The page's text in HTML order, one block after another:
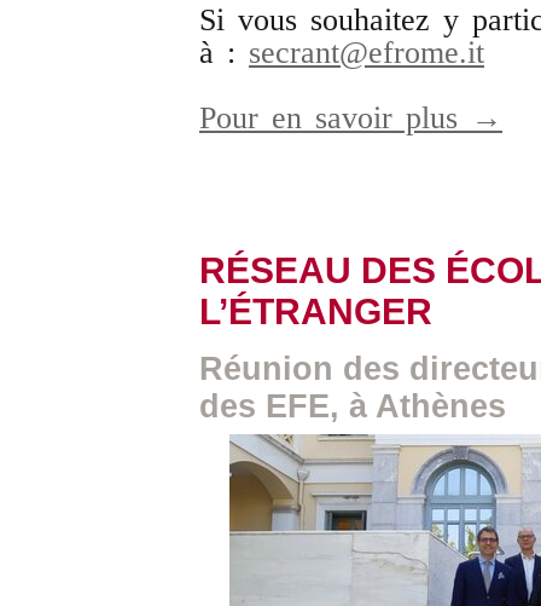
Si vous souhaitez y
à : secrant@efrome.it
Pour en savoir plus →
RÉSEAU DES
L’ÉTRANGER
Réunion des
des EFE, à Athènes